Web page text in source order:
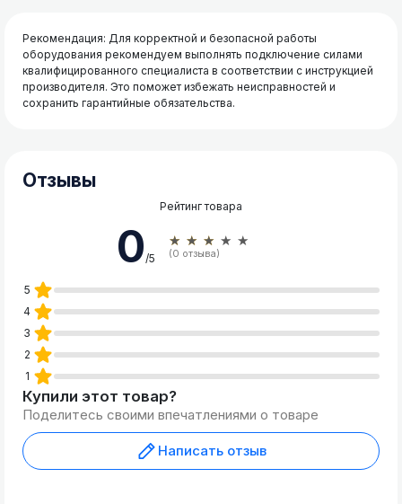
Рекомендация: Для корректной и безопасной работы
оборудования рекомендуем выполнять подключение силами
квалифицированного специалиста в соответствии с инструкцией
производителя. Это поможет избежать неисправностей и
сохранить гарантийные обязательства.
Отзывы
Рейтинг товара
0/5
★★★★★
(0 отзыва)
5
4
3
2
1
Купили этот товар?
Поделитесь своими впечатлениями о товаре
Написать отзыв